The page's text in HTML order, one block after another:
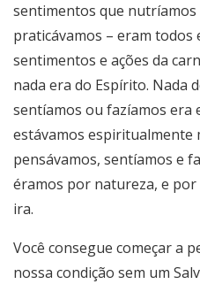
sentimentos que nutríamos
praticávamos – eram todos
sentimentos e ações da
nada era do Espírito. Nada
sentíamos ou fazíamos era
estávamos espiritualmente
pensávamos, sentíamos e
éramos por natureza, e
ira.
Você consegue começar a
nossa condição sem um